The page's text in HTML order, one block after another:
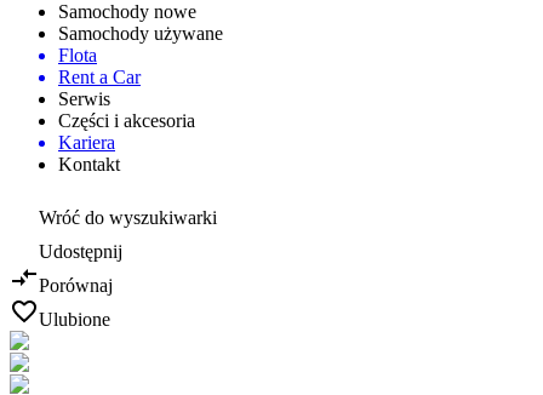
Samochody nowe
Samochody używane
Flota
Rent a Car
Serwis
Części i akcesoria
Kariera
Kontakt
Wróć do wyszukiwarki
Udostępnij
Porównaj
Ulubione